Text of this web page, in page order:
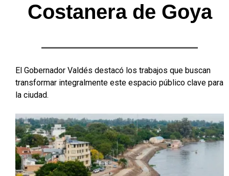
Costanera de Goya
El Gobernador Valdés destacó los trabajos que buscan
transformar integralmente este espacio público clave para
la ciudad.